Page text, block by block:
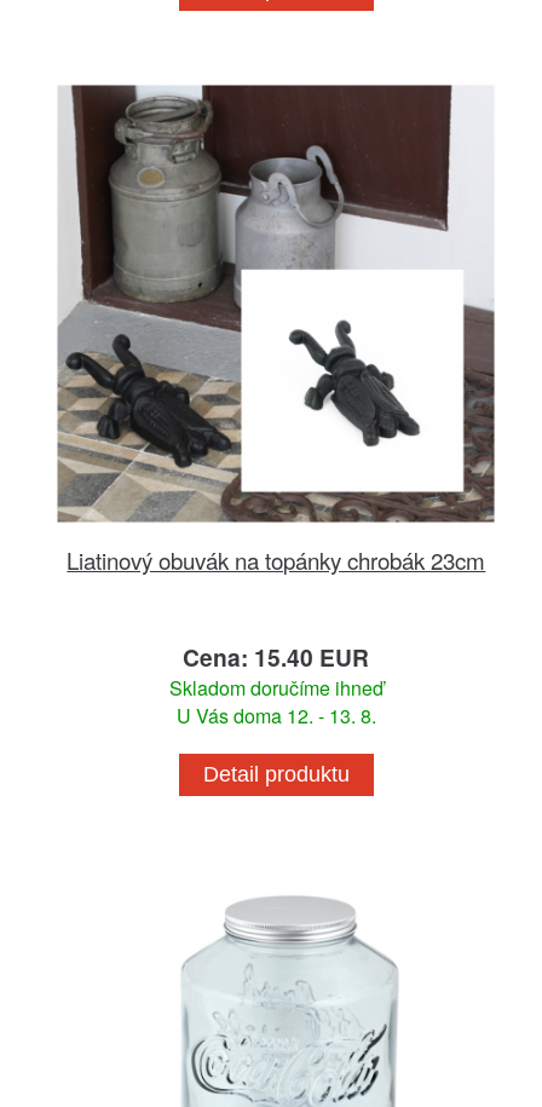
Liatinový obuvák na topánky chrobák 23cm
Cena: 15.40 EUR
Skladom doručíme ihneď
U Vás doma 12. - 13. 8.
Detail produktu